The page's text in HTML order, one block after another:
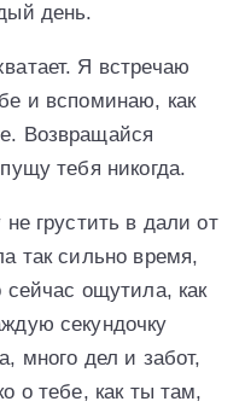
день.
Я встречаю
и вспоминаю, как
Возвращайся
тебя никогда.
грустить в дали от
так сильно время,
сейчас ощутила, как
секундочку
много дел и забот,
о тебе, как ты там,